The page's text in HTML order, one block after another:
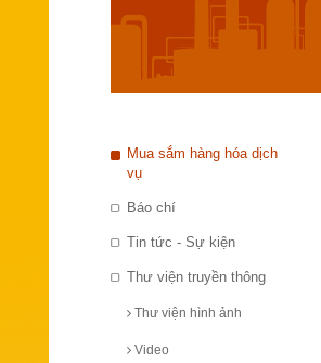
Mua sắm hàng hóa dịch
vụ
Báo chí
Tin tức - Sự kiện
Thư viện truyền thông
Thư viện hình ảnh
Video